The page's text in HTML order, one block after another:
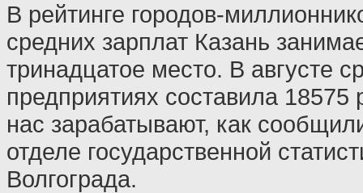
В рейтинге городов-
средних зарплат Казань
тринадцатое место. В августе
предприятиях составила
нас зарабатывают, как
отделе государственной
Волгограда.